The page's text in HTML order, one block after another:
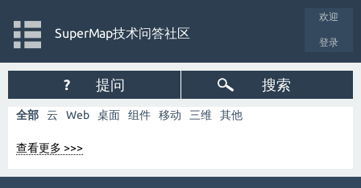
欢迎
登录
SuperMap技术问答社区
? 提问 搜索
全部 云 Web 桌面 组件 移动 三维 其他
查看更多 >>>